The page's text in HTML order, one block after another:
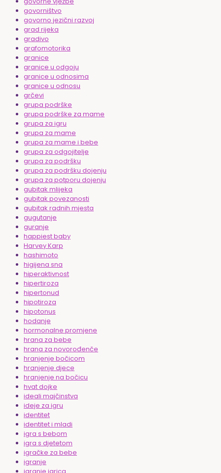
govorništvo
govorno jezični razvoj
grad rijeka
gradivo
grafomotorika
granice
granice u odgoju
granice u odnosima
granice u odnosu
grčevi
grupa podrške
grupa podrške za mame
grupa za igru
grupa za mame
grupa za mame i bebe
grupa za odgojitelje
grupa za podršku
grupa za podršku dojenju
grupa za potporu dojenju
gubitak mlijeka
gubitak povezanosti
gubitak radnih mjesta
gugutanje
guranje
happiest baby
Harvey Karp
hashimoto
higijena sna
hiperaktivnost
hipertiroza
hipertonud
hipotiroza
hipotonus
hodanje
hormonalne promjene
hrana za bebe
hrana za novorođenče
hranjenje bočicom
hranjenje djece
hranjenje na bočicu
hvat dojke
ideali majčinstva
ideje za igru
identitet
identitet i mladi
igra s bebom
igra s djetetom
igračke za bebe
igranje